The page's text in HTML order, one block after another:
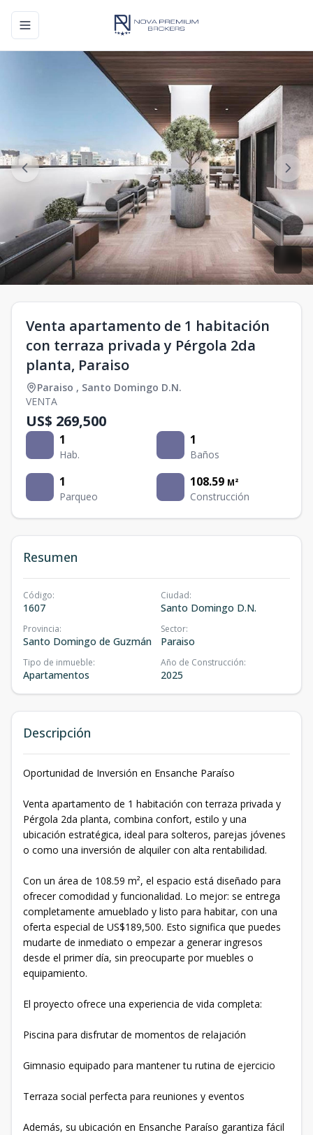
Toggle navigation menu
Venta apartamento de 1 habitación
con terraza privada y Pérgola 2da
planta, Paraiso
Paraiso , Santo Domingo D.N.
VENTA
US$ 269,500
1
Hab.
1
Baños
1
Parqueo
108.59 M²
Construcción
Resumen
Código:
1607
Ciudad:
Santo Domingo D.N.
Provincia:
Santo Domingo de Guzmán
Sector:
Paraiso
Tipo de inmueble:
Apartamentos
Año de Construcción:
2025
Descripción
Oportunidad de Inversión en Ensanche Paraíso
Venta apartamento de 1 habitación con terraza privada y
Pérgola 2da planta, combina confort, estilo y una
ubicación estratégica, ideal para solteros, parejas jóvenes
o como una inversión de alquiler con alta rentabilidad.
Con un área de 108.59 m², el espacio está diseñado para
ofrecer comodidad y funcionalidad. Lo mejor: se entrega
completamente amueblado y listo para habitar, con una
oferta especial de US$189,500. Esto significa que puedes
mudarte de inmediato o empezar a generar ingresos
desde el primer día, sin preocuparte por muebles o
equipamiento.
El proyecto ofrece una experiencia de vida completa:
Piscina para disfrutar de momentos de relajación
Gimnasio equipado para mantener tu rutina de ejercicio
Terraza social perfecta para reuniones y eventos
Además, su ubicación en Ensanche Paraíso garantiza fácil